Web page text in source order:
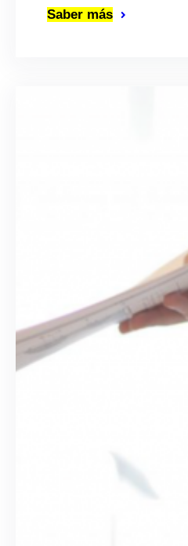
Saber más